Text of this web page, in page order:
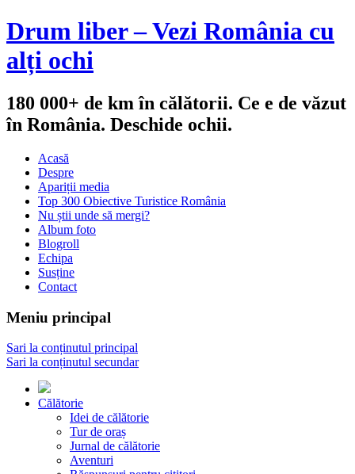
Drum liber – Vezi România cu
alți ochi
180 000+ de km în călătorii. Ce e de văzut
în România. Deschide ochii.
Acasă
Despre
Apariții media
Top 300 Obiective Turistice România
Nu știi unde să mergi?
Album foto
Blogroll
Echipa
Susține
Contact
Meniu principal
Sari la conținutul principal
Sari la conținutul secundar
Călătorie
Idei de călătorie
Tur de oraș
Jurnal de călătorie
Aventuri